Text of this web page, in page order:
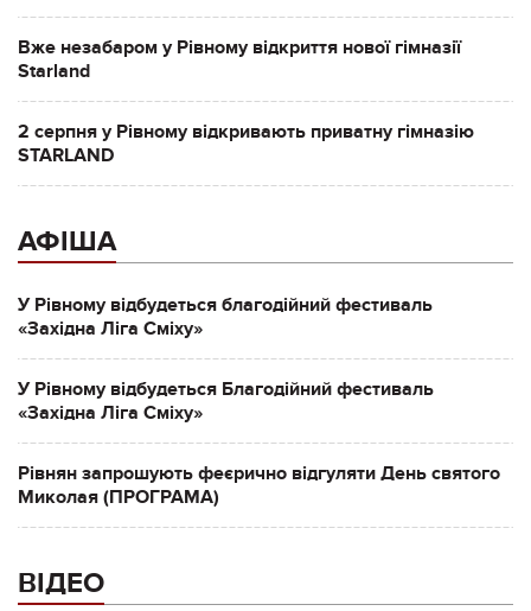
Вже незабаром у Рівному відкриття нової гімназії
Starland
2 серпня у Рівному відкривають приватну гімназію
STARLAND
АФІША
У Рівному відбудеться благодійний фестиваль
«Західна Ліга Сміху»
У Рівному відбудеться Благодійний фестиваль
«Західна Ліга Сміху»
Рівнян запрошують феєрично відгуляти День святого
Миколая (ПРОГРАМА)
ВІДЕО